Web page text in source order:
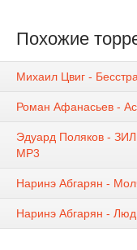
Похожие
Михаил Цвиг -
Роман Афанасьев -
Эдуард Поляков -
MP3
Наринэ Абгарян -
Наринэ Абгарян -